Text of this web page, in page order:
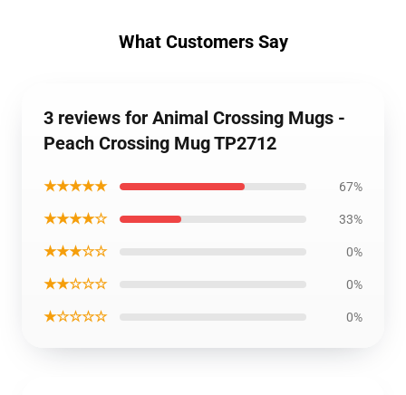
What Customers Say
3 reviews for Animal Crossing Mugs -
Peach Crossing Mug TP2712
★★★★★ 67%
★★★★☆ 33%
★★★☆☆ 0%
★★☆☆☆ 0%
★☆☆☆☆ 0%